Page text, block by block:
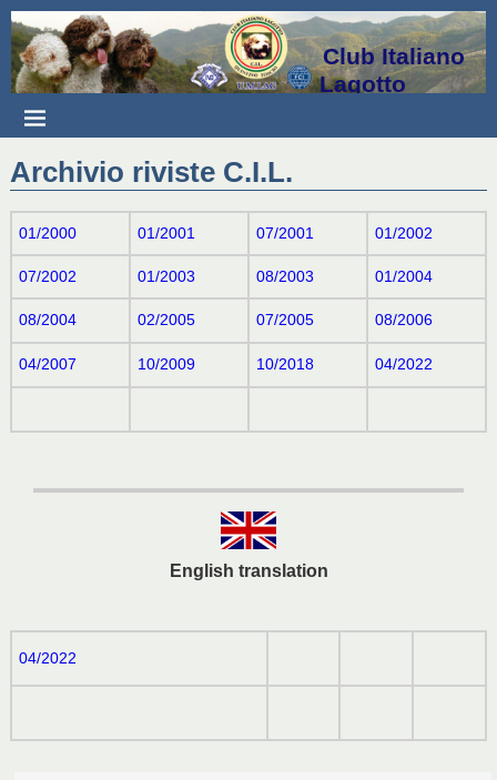
Club Italiano
Lagotto
Archivio riviste C.I.L.
01/2000 01/2001 07/2001 01/2002
07/2002 01/2003 08/2003 01/2004
08/2004 02/2005 07/2005 08/2006
04/2007 10/2009 10/2018 04/2022
English translation
04/2022